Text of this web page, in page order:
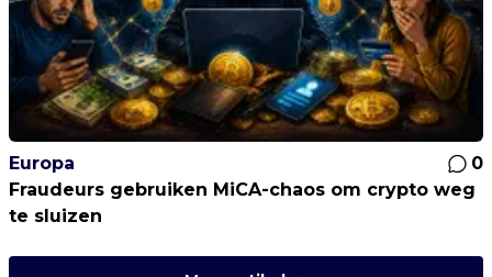
Europa
0
Fraudeurs gebruiken MiCA-chaos om crypto weg
te sluizen